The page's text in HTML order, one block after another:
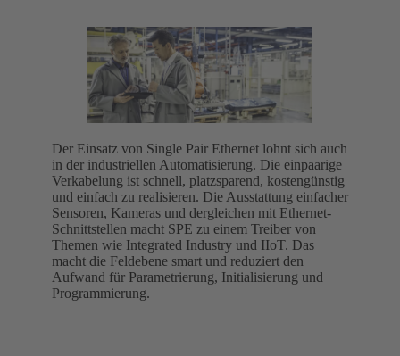
Der Einsatz von Single Pair Ethernet lohnt sich auch
in der industriellen Automatisierung. Die einpaarige
Verkabelung ist schnell, platzsparend, kostengünstig
und einfach zu realisieren. Die Ausstattung einfacher
Sensoren, Kameras und dergleichen mit Ethernet-
Schnittstellen macht SPE zu einem Treiber von
Themen wie Integrated Industry und IIoT. Das
macht die Feldebene smart und reduziert den
Aufwand für Parametrierung, Initialisierung und
Programmierung.